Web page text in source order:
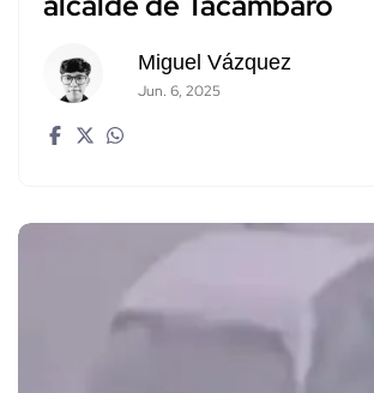
Miguel Vázquez
Jun. 6, 2025